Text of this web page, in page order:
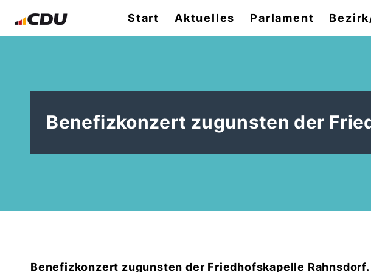
Start Aktuelles Parlament
Benefizkonzert zugunsten der
Benefizkonzert zugunsten der Friedhofskapelle